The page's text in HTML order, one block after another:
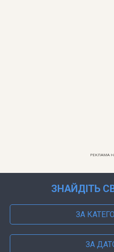
РЕКЛАМА
ЗНАЙДІТЬ
ЗА
ЗА